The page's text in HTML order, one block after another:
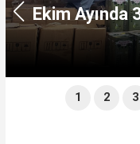
Emniyet ve
1 2 3